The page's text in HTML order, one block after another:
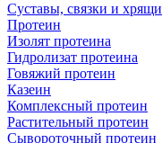
Суставы, связки и хрящи
Протеин
Изолят протеина
Гидролизат протеина
Говяжий протеин
Казеин
Комплексный протеин
Растительный протеин
Сывороточный протеин